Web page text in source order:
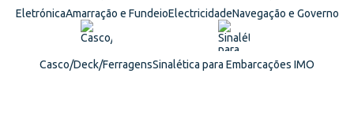
EletrónicaAmarração e FundeioElectricidadeNavegação e Governo
Casco/Deck/FerragensSinalética para Embarcações IMO